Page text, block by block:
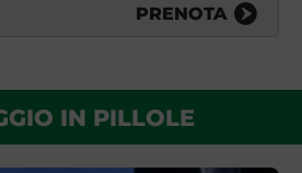
PRENOTA
IN PILLOLE